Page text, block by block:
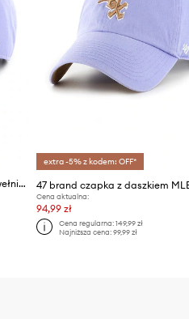
47 brand czapka z daszkiem bawełniana MLB New York Yankees
extra -5% z kodem: OFF*
Cena aktualna:
94,99 zł
Cena regularna: 149,99 zł
Najniższa cena: 99,99 zł